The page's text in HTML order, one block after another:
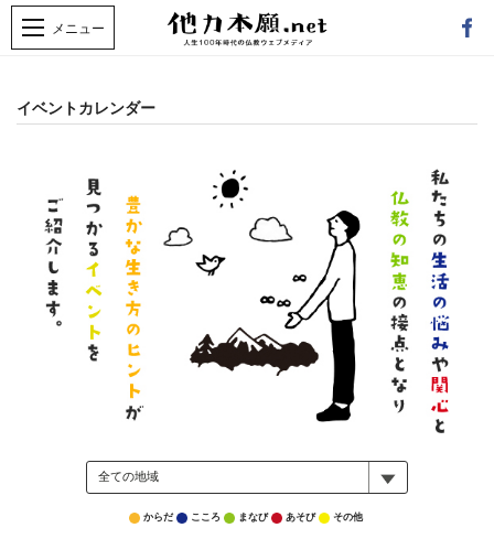
イベントカレンダー
からだ こころ まなび あそび その他